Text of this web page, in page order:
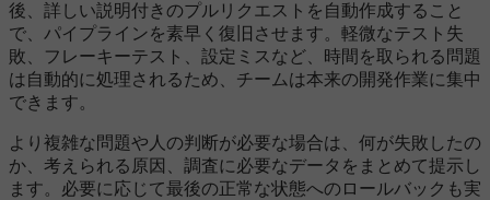
後、詳しい説明付きのプルリクエストを自動作成すること
で、パイプラインを素早く復旧させます。軽微なテスト失
敗、フレーキーテスト、設定ミスなど、時間を取られる問題
は自動的に処理されるため、チームは本来の開発作業に集中
できます。
より複雑な問題や人の判断が必要な場合は、何が失敗したの
か、考えられる原因、調査に必要なデータをまとめて提示し
ます。必要に応じて最後の正常な状態へのロールバックも実